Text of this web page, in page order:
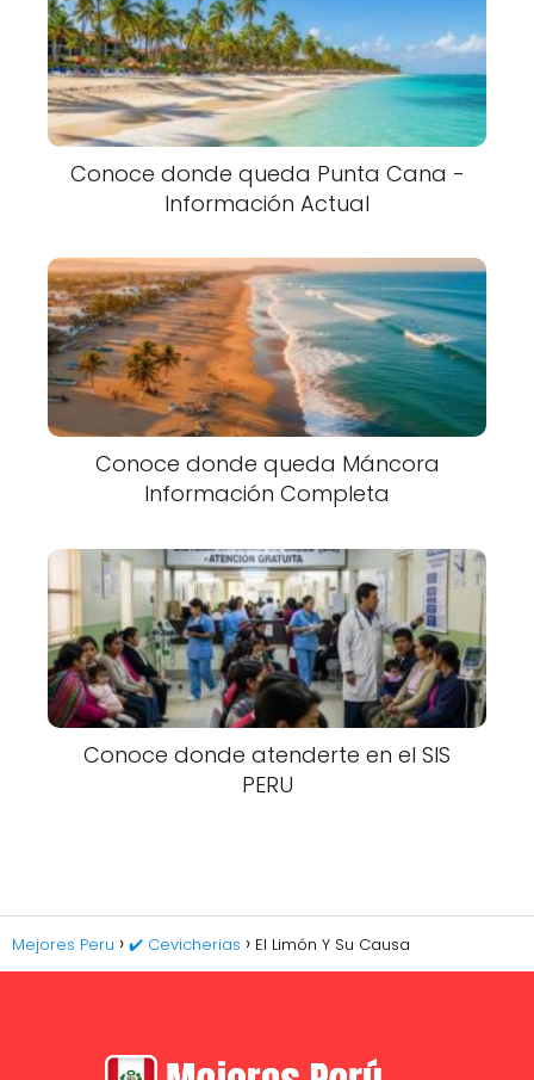
Conoce donde queda Punta Cana -
Información Actual
Conoce donde queda Máncora
Información Completa
Conoce donde atenderte en el SIS
PERU
Mejores Peru ✔️ Cevicherias El Limón Y Su Causa